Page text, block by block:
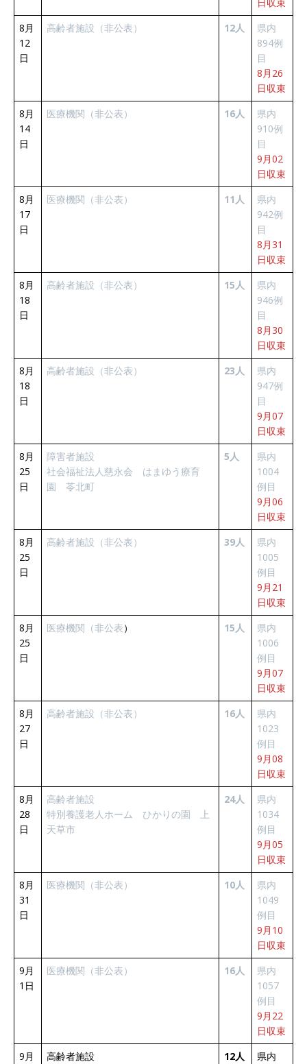
8月
12
日
高齢者施設（非公表） 12人
県内
894例
目
8月26
日収束
8月
14
日
医療機関（非公表） 16人
県内
910例
目
9月02
日収束
8月
17
日
医療機関（非公表） 11人
県内
942例
目
8月31
日収束
8月
18
日
高齢者施設（非公表） 15人
県内
946例
目
8月30
日収束
8月
18
日
高齢者施設（非公表） 23人
県内
947例
目
9月07
日収束
8月
25
日
障害者施設
社会福祉法人慈永会 はまゆう療育
園 苓北町
5人
県内
1004
例目
9月06
日収束
8月
25
日
高齢者施設（非公表） 39人
県内
1005
例目
9月21
日収束
8月
25
日
医療機関（非公表） 15人
県内
1006
例目
9月07
日収束
8月
27
日
高齢者施設（非公表） 16人
県内
1023
例目
9月08
日収束
8月
28
日
高齢者施設
特別養護老人ホーム ひかりの園 上
天草市
24人
県内
1034
例目
9月05
日収束
8月
31
日
医療機関（非公表） 10人
県内
1049
例目
9月10
日収束
9月
1日
医療機関（非公表） 16人
県内
1057
例目
9月22
日収束
9月
高齢者施設
12人
県内